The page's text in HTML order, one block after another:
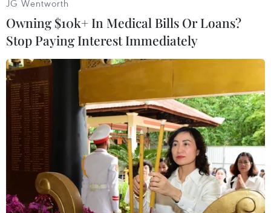
mới cho tên lửa không gian.
Hãy theo dõi bản tin podcast thế giới mỗi ngày
trên VietnamPlus để luôn nắm bắt kịp thời các
chuyển động quốc tế quan trọng nhất./.
Viết Thành
(Vietnam+)
JG Wentworth
Owning $10k+ In Medical Bills Or Loans?
Stop Paying Interest Immediately